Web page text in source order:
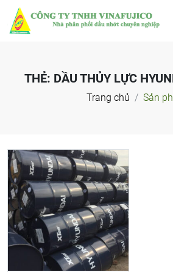
THẺ: DẦU THỦY LỰC
Trang chủ Sản